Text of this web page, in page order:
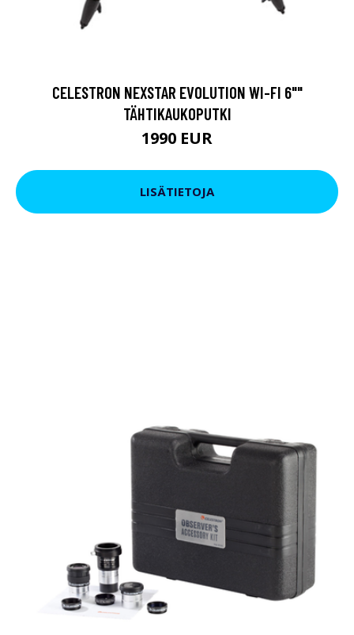
CELESTRON NEXSTAR EVOLUTION WI-FI 6""
TÄHTIKAUKOPUTKI
1990 EUR
LISÄTIETOJA